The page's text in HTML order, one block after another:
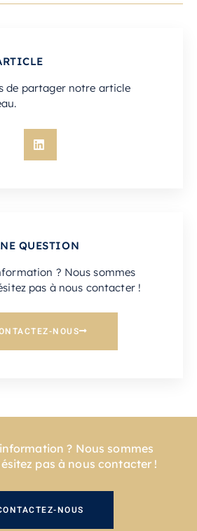
de partager notre article
QUESTION
? Nous sommes
pas à nous contacter !
NOUS
? Nous sommes
pas à nous contacter !
NOUS